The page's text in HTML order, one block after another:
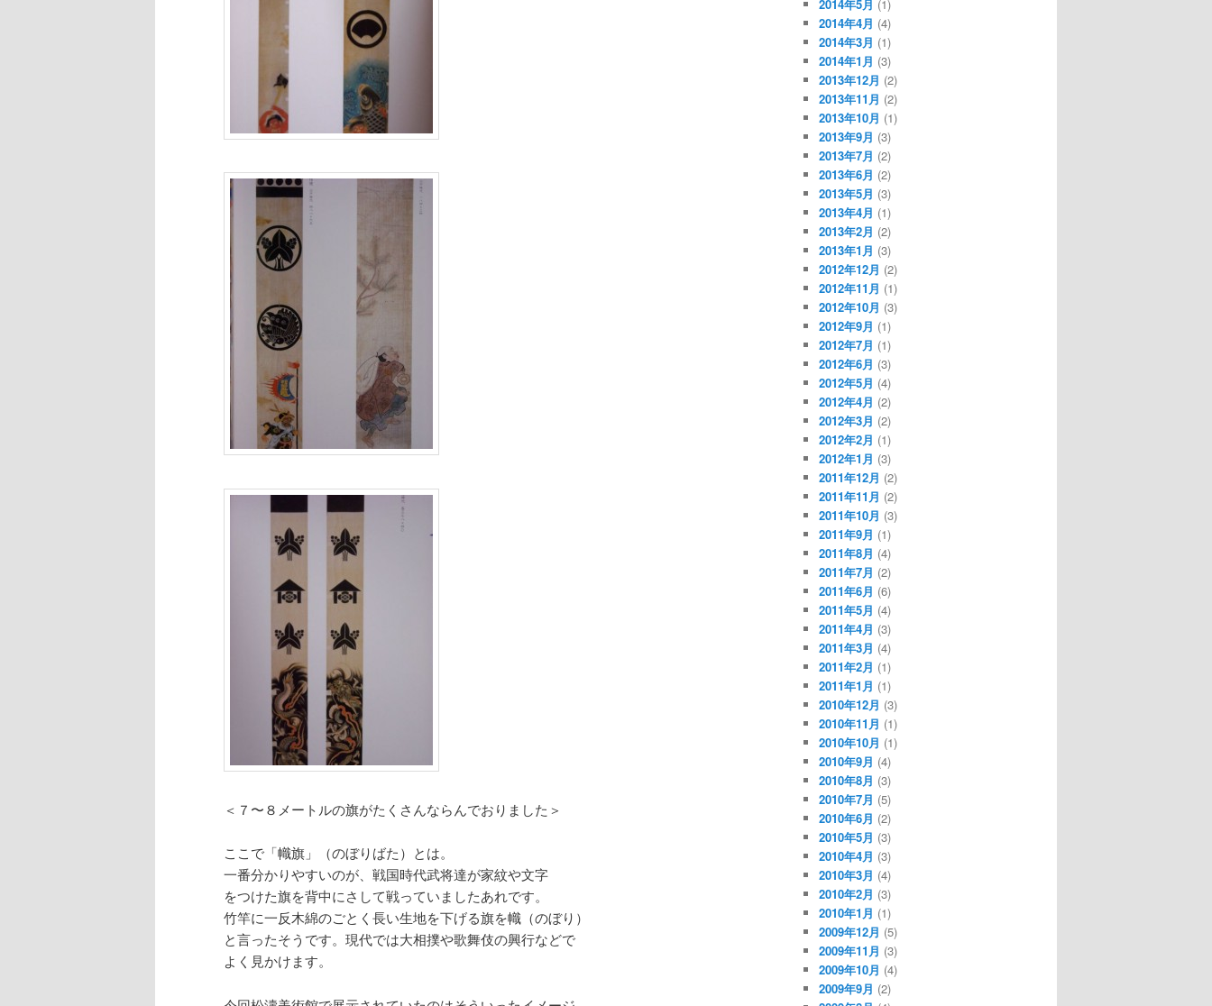
＜７〜８メートルの旗がたくさんならんでおりました＞
ここで「幟旗」（のぼりばた）とは。
一番分かりやすいのが、戦国時代武将達が家紋や文字
をつけた旗を背中にさして戦っていましたあれです。
竹竿に一反木綿のごとく長い生地を下げる旗を幟（のぼり）
と言ったそうです。現代では大相撲や歌舞伎の興行などで
よく見かけます。
2014年5月 (1)
2014年4月 (4)
2014年3月 (1)
2014年1月 (3)
2013年12月 (2)
2013年11月 (2)
2013年10月 (1)
2013年9月 (3)
2013年7月 (2)
2013年6月 (2)
2013年5月 (3)
2013年4月 (1)
2013年2月 (2)
2013年1月 (3)
2012年12月 (2)
2012年11月 (1)
2012年10月 (3)
2012年9月 (1)
2012年7月 (1)
2012年6月 (3)
2012年5月 (4)
2012年4月 (2)
2012年3月 (2)
2012年2月 (1)
2012年1月 (3)
2011年12月 (2)
2011年11月 (2)
2011年10月 (3)
2011年9月 (1)
2011年8月 (4)
2011年7月 (2)
2011年6月 (6)
2011年5月 (4)
2011年4月 (3)
2011年3月 (4)
2011年2月 (1)
2011年1月 (1)
2010年12月 (3)
2010年11月 (1)
2010年10月 (1)
2010年9月 (4)
2010年8月 (3)
2010年7月 (5)
2010年6月 (2)
2010年5月 (3)
2010年4月 (3)
2010年3月 (4)
2010年2月 (3)
2010年1月 (1)
2009年12月 (5)
2009年11月 (3)
2009年10月 (4)
2009年9月 (2)